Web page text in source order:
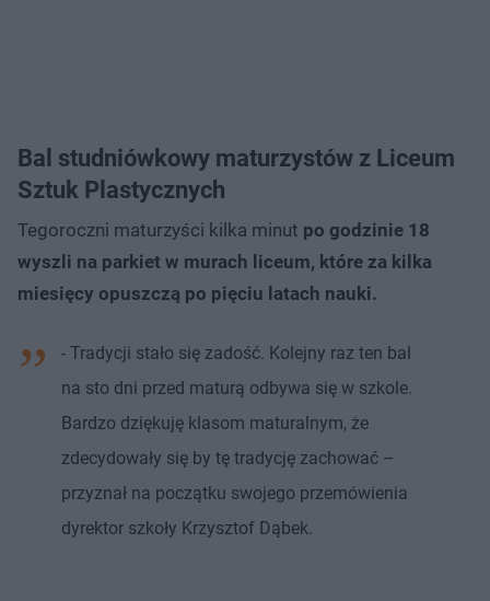
Bal studniówkowy maturzystów z Liceum
Sztuk Plastycznych
Tegoroczni maturzyści kilka minut po godzinie 18
wyszli na parkiet w murach liceum, które za kilka
miesięcy opuszczą po pięciu latach nauki.
- Tradycji stało się zadość. Kolejny raz ten bal
na sto dni przed maturą odbywa się w szkole.
Bardzo dziękuję klasom maturalnym, że
zdecydowały się by tę tradycję zachować –
przyznał na początku swojego przemówienia
dyrektor szkoły Krzysztof Dąbek.